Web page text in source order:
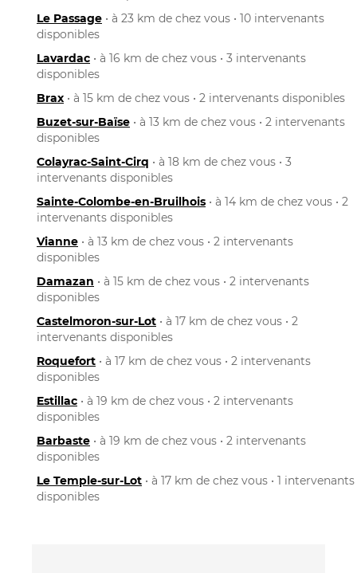
Le Passage • à 23 km de chez vous • 10 intervenants
disponibles
Lavardac • à 16 km de chez vous • 3 intervenants
disponibles
Brax • à 15 km de chez vous • 2 intervenants disponibles
Buzet-sur-Baïse • à 13 km de chez vous • 2 intervenants
disponibles
Colayrac-Saint-Cirq • à 18 km de chez vous • 3
intervenants disponibles
Sainte-Colombe-en-Bruilhois • à 14 km de chez vous • 2
intervenants disponibles
Vianne • à 13 km de chez vous • 2 intervenants
disponibles
Damazan • à 15 km de chez vous • 2 intervenants
disponibles
Castelmoron-sur-Lot • à 17 km de chez vous • 2
intervenants disponibles
Roquefort • à 17 km de chez vous • 2 intervenants
disponibles
Estillac • à 19 km de chez vous • 2 intervenants
disponibles
Barbaste • à 19 km de chez vous • 2 intervenants
disponibles
Le Temple-sur-Lot • à 17 km de chez vous • 1 intervenants
disponibles